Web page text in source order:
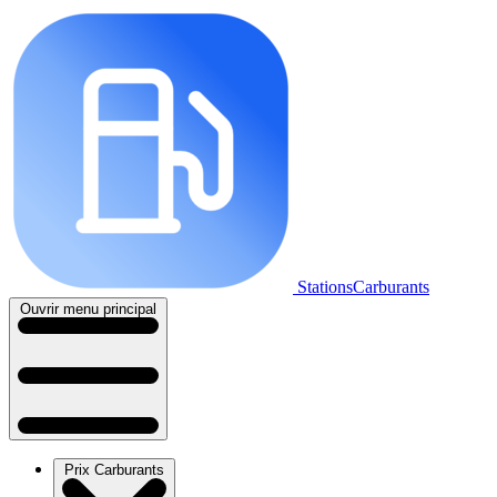
StationsCarburants
Ouvrir menu principal
Prix Carburants